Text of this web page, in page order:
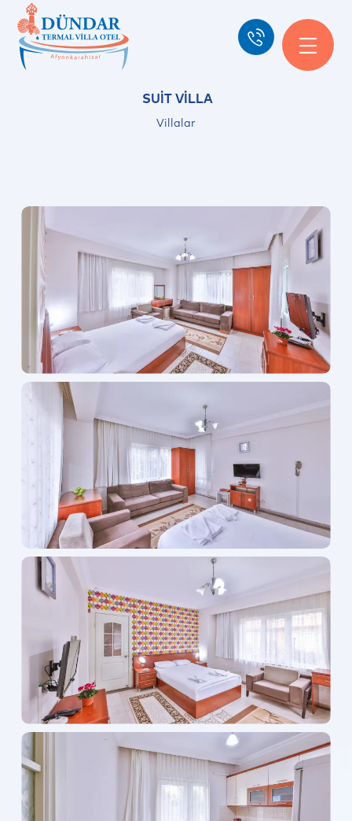
SUIT VILLA
Villalar